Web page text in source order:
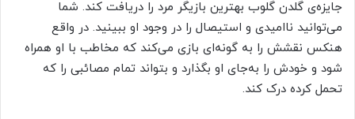
جایزه‌ی گلدن گلوب بهترین بازیگر مرد را دریافت کند. شما
می‌توانید ناامیدی و استیصال را در وجود او ببینید. در واقع
هنکس نقشش را به گونه‌ای بازی می‌کند که مخاطب با او همراه
شود و خودش را به‌جای او بگذارد و بتواند تمام مصائبی را که
تحمل کرده درک کند.